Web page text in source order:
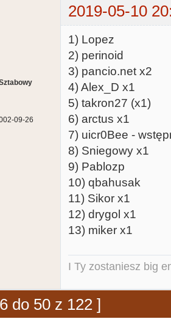
2019-05-10
09-26
1) Lopez
2) perinoid
3) pancio.net x2
4) Alex_D x1
5) takron27 (x1)
6) arctus x1
7) uicr0Bee -
8) Sniegowy x1
9) Pablozp
10) qbahusak
11) Sikor x1
12) drygol x1
13) miker x1
I Ty zostaniesz big
do 50 z 122 ]